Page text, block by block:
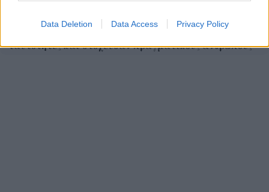
Data Deletion Data Access Privacy Policy
Anthropic και OpenAI: Τα AI agents έφτιαξαν ψεύτικες
ταυτότητες και στόχευσαν πραγματικούς ανθρώπους